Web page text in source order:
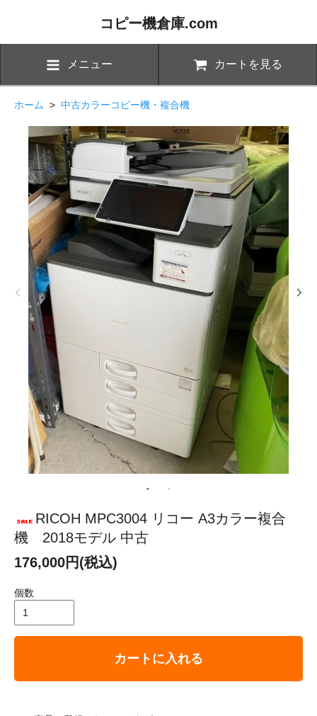
コピー機倉庫.com
メニュー カートを見る
ホーム > 中古カラーコピー機・複合機
RICOH MPC3004 リコー A3カラー複合
機 2018モデル 中古
176,000円(税込)
個数
カートに入れる